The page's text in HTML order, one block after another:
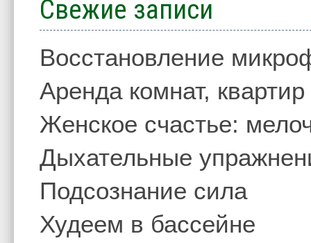
Свежие записи
Восстановление
Аренда комнат,
Женское счастье:
Дыхательные
Подсознание сила
Худеем в бассейне